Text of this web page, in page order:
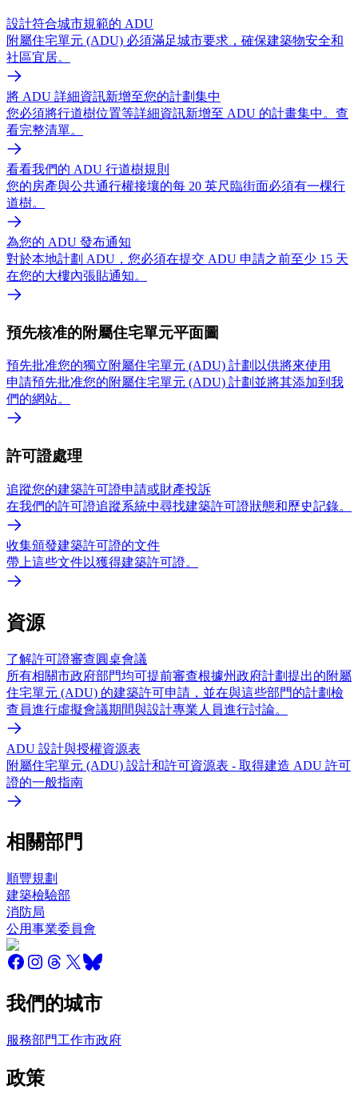
設計符合城市規範的 ADU
附屬住宅單元 (ADU) 必須滿足城市要求，確保建築物安全和
社區宜居。
將 ADU 詳細資訊新增至您的計劃集中
您必須將行道樹位置等詳細資訊新增至 ADU 的計畫集中。查
看完整清單。
看看我們的 ADU 行道樹規則
您的房產與公共通行權接壤的每 20 英尺臨街面必須有一棵行
道樹。
為您的 ADU 發布通知
對於本地計劃 ADU，您必須在提交 ADU 申請之前至少 15 天
在您的大樓內張貼通知。
預先核准的附屬住宅單元平面圖
預先批准您的獨立附屬住宅單元 (ADU) 計劃以供將來使用
申請預先批准您的附屬住宅單元 (ADU) 計劃並將其添加到我
們的網站。
許可證處理
追蹤您的建築許可證申請或財產投訴
在我們的許可證追蹤系統中尋找建築許可證狀態和歷史記錄。
收集頒發建築許可證的文件
帶上這些文件以獲得建築許可證。
資源
了解許可證審查圓桌會議
所有相關市政府部門均可提前審查根據州政府計劃提出的附屬
住宅單元 (ADU) 的建築許可申請，​​並在與這些部門的計劃檢
查員進行虛擬會議期間與設計專業人員進行討論。
ADU 設計與授權資源表
附屬住宅單元 (ADU) 設計和許可資源表 - 取得建造 ADU 許可
證的一般指南
相關部門
順豐規劃
建築檢驗部
消防局
公用事業委員會
我們的城市
服務部門工作市政府
政策